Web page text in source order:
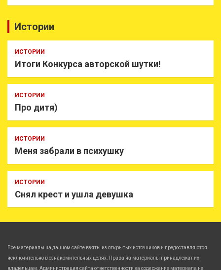
Истории
ИСТОРИИ
Итоги Конкурса авторской шутки!
ИСТОРИИ
Про дитя)
ИСТОРИИ
Меня забрали в психушку
ИСТОРИИ
Снял крест и ушла девушка
Все материалы на данном сайте взяты из открытых источников и предоставляются
исключительно в ознакомительных целях. Права на материалы принадлежат их
владельцам. Администрация сайта ответственности за содержание материала не